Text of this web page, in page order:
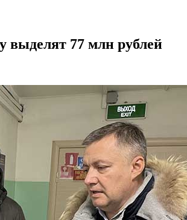
выделят 77 млн рублей